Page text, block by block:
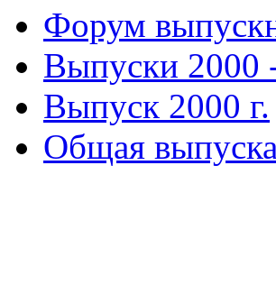
Форум
Выпуски 2000
Выпуск 2000 г.
Общая